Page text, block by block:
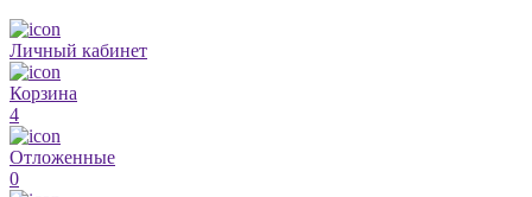
Личный кабинет
Корзина
4
Отложенные
0